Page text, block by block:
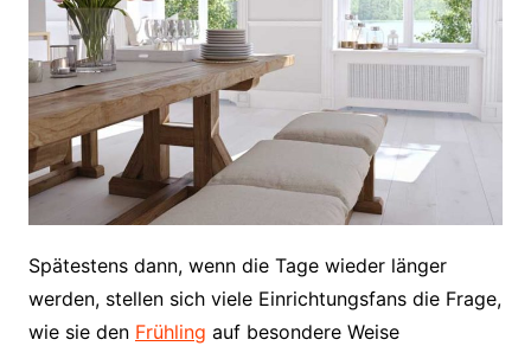
Spätestens dann, wenn die Tage wieder länger
werden, stellen sich viele Einrichtungsfans die Frage,
wie sie den Frühling auf besondere Weise